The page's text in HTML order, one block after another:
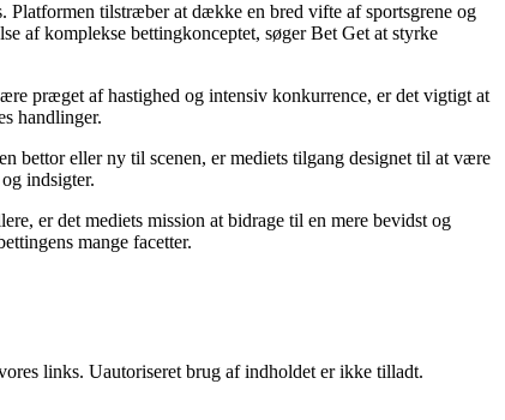
Platformen tilstræber at dække en bred vifte af sportsgrene og
af komplekse bettingkonceptet, søger Bet Get at styrke
præget af hastighed og intensiv konkurrence, er det vigtigt at
handlinger.
bettor eller ny til scenen, er mediets tilgang designet til at være
indsigter.
er det mediets mission at bidrage til en mere bevidst og
mange facetter.
links. Uautoriseret brug af indholdet er ikke tilladt.